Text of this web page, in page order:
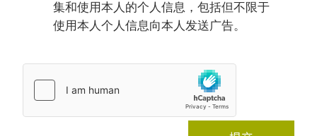
集和使用本人的个人信息，包括但不限于
使用本人个人信息向本人发送广告。